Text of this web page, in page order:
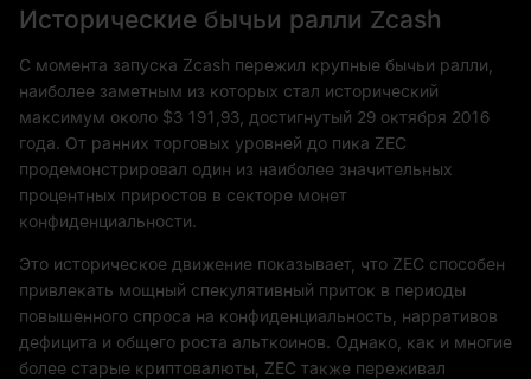
Исторические бычьи ралли Zcash
С момента запуска Zcash пережил крупные бычьи ралли,
наиболее заметным из которых стал исторический
максимум около $3 191,93, достигнутый 29 октября 2016
года. От ранних торговых уровней до пика ZEC
продемонстрировал один из наиболее значительных
процентных приростов в секторе монет
конфиденциальности.
Это историческое движение показывает, что ZEC способен
привлекать мощный спекулятивный приток в периоды
повышенного спроса на конфиденциальность, нарративов
дефицита и общего роста альткоинов. Однако, как и многие
более старые криптовалюты, ZEC также переживал